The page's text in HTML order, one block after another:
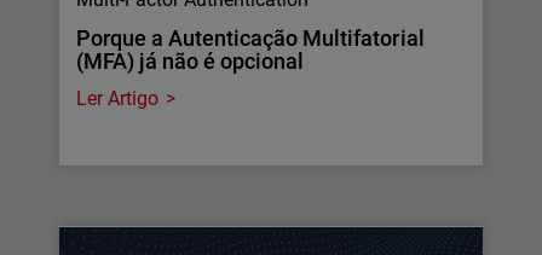
Porque a Autenticação Multifatorial
(MFA) já não é opcional
Ler Artigo